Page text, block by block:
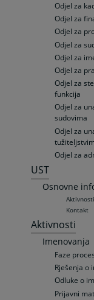
Odjel za
Odjel za
Odjel za
Odjel za
Odjel za
Odjel za
Odjel za
funkcija
Odjel za
sudovima
Odjel za
Odjel za
UST
Osnovne
Kontakt
Aktivnosti
Imenovanja
Faze
Rješenja o
Odluke o
Prijavni